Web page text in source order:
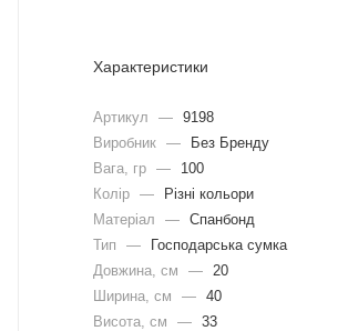
Характеристики
Артикул — 9198
Виробник —
Без Бренду
Вага, гр —
100
Колір —
Різні кольори
Матеріал
— Спанбонд
Тип
—
Господарська сумка
Довжина, cм
—
20
Ширина, cм
— 40
Висота, см
— 33